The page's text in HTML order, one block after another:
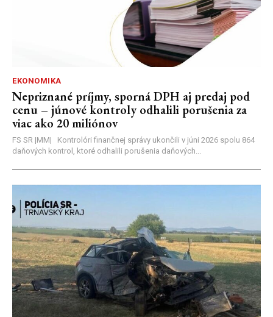
EKONOMIKA
Nepriznané príjmy, sporná DPH aj predaj pod
cenu – júnové kontroly odhalili porušenia za
viac ako 20 miliónov
FS SR |MM| Kontrolóri finančnej správy ukončili v júni 2026 spolu 864
daňových kontrol, ktoré odhalili porušenia daňových...